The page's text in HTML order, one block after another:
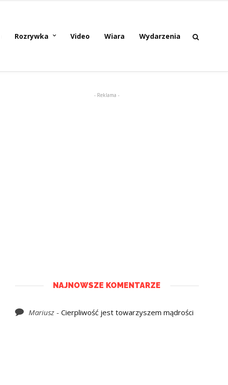
Rozrywka Video Wiara Wydarzenia
- Reklama -
NAJNOWSZE KOMENTARZE
Mariusz- Cierpliwość jest towarzyszem mądrości